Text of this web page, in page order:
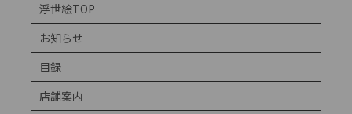
浮世絵TOP
お知らせ
目録
店舗案内